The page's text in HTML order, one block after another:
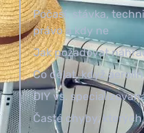
Počasí, stávka,
právo a kdy ne
Jak požadovat
Co dělat, když
DIY vs.
Časté chyby,